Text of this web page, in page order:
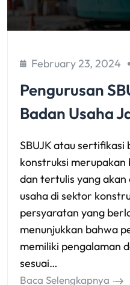
February 23, 2024
Pengurusan
Badan Usaha
SBUJK atau sertifikasi
konstruksi
dan tertulis yang
usaha di sektor
persyaratan yang
menunjukkan bahwa
memiliki pengalaman
sesuai…
Baca Selengkapnya